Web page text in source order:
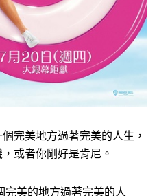
完美地方過著完美的人生，
或者你剛好是肯尼。
完美的地方過著完美的人